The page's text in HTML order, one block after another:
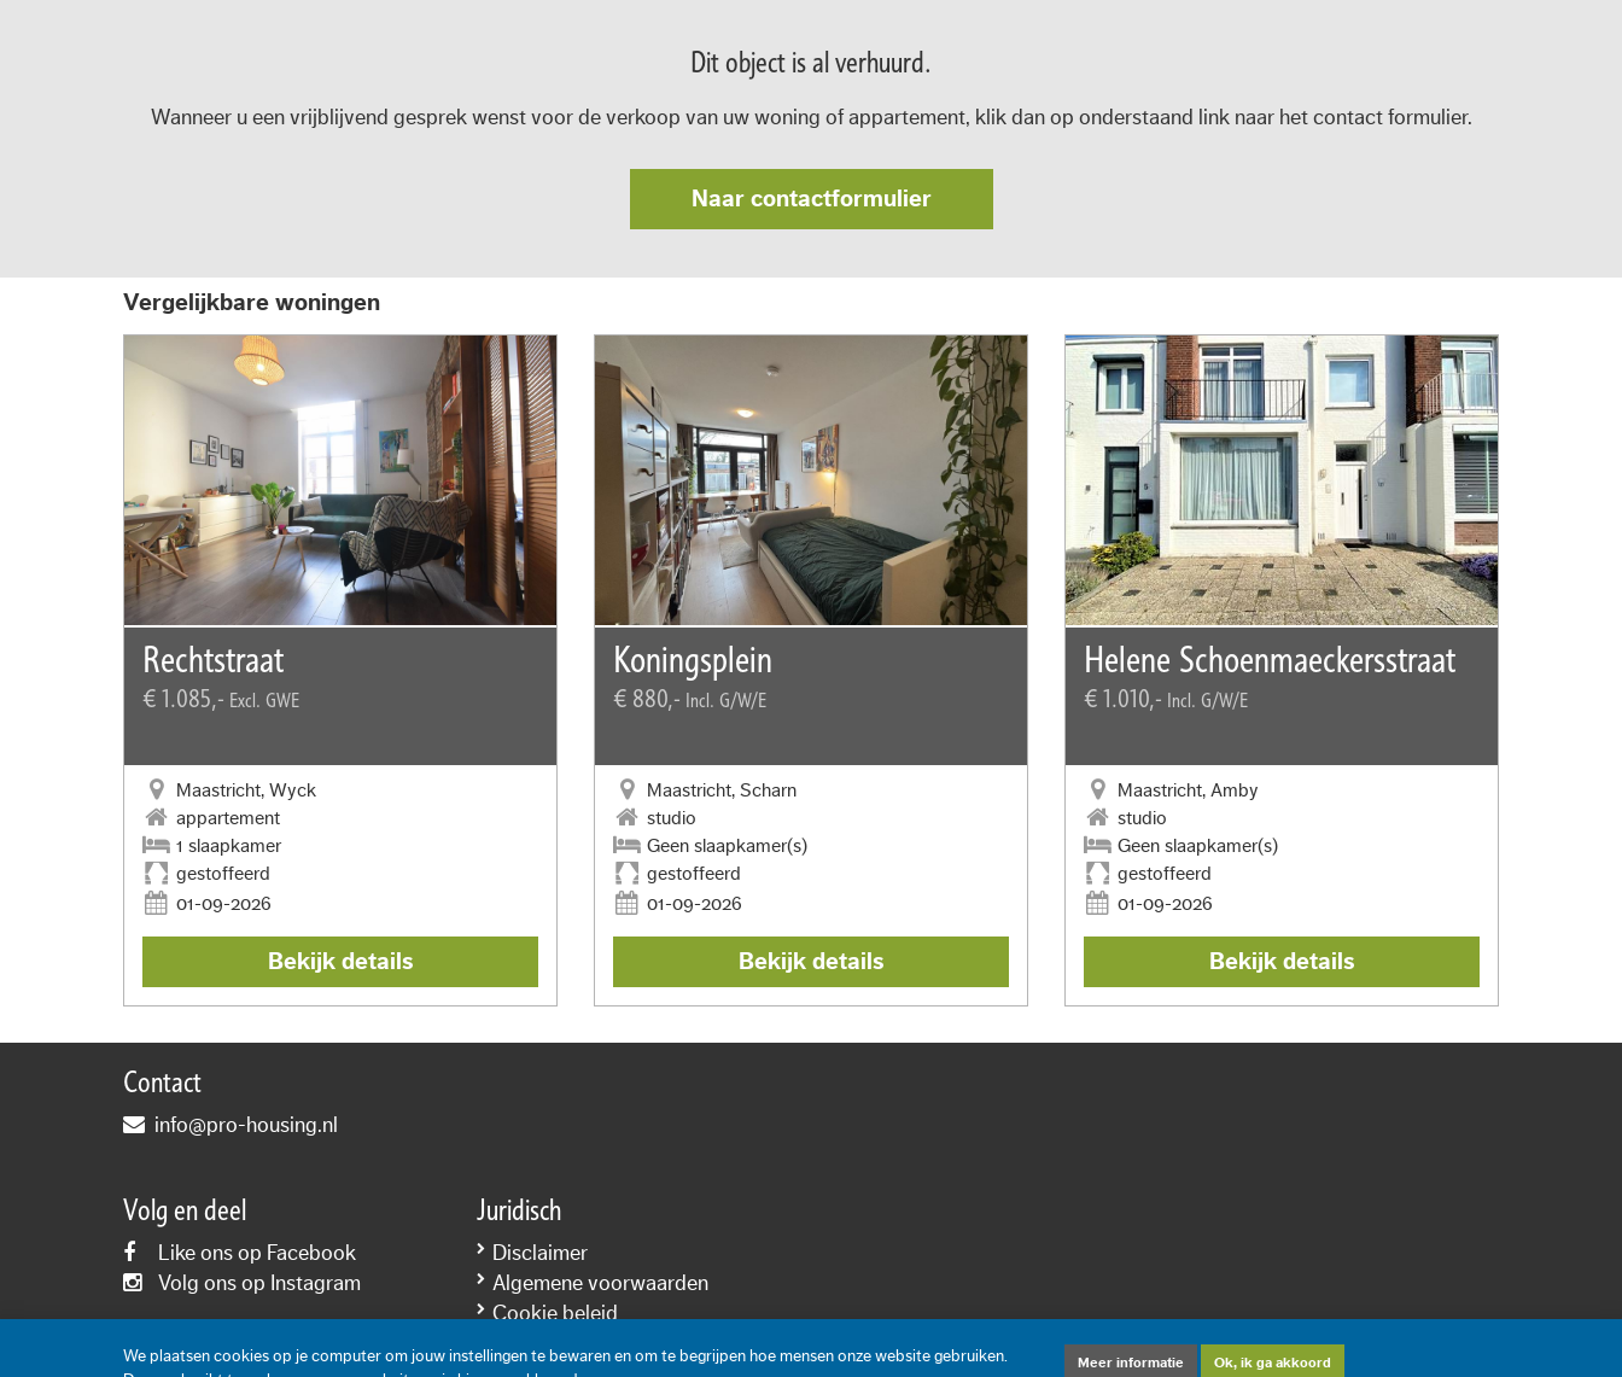
Dit object is al verhuurd.
Wanneer u een vrijblijvend gesprek wenst voor de verkoop van uw woning of appartement, klik dan op onderstaand link naar het contact formulier.
Naar contactformulier
Vergelijkbare woningen
Rechtstraat
€ 1.085,- Excl. GWE
Maastricht, Wyck
appartement
1 slaapkamer
gestoffeerd
01-09-2026
Bekijk details
Koningsplein
€ 880,- Incl. G/W/E
Maastricht, Scharn
studio
Geen slaapkamer(s)
gestoffeerd
01-09-2026
Bekijk details
Helene Schoenmaeckersstraat
€ 1.010,- Incl. G/W/E
Maastricht, Amby
studio
Geen slaapkamer(s)
gestoffeerd
01-09-2026
Bekijk details
Contact
info@pro-housing.nl
Volg en deel
Like ons op Facebook
Volg ons op Instagram
Juridisch
Disclaimer
Algemene voorwaarden
Cookie beleid
We plaatsen cookies op je computer om jouw instellingen te bewaren en om te begrijpen hoe mensen onze website gebruiken.
Meer informatie Ok, ik ga akkoord